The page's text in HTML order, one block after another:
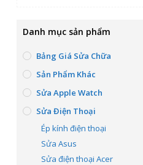
Danh mục sản phẩm
Bảng Giá Sửa Chữa
Sản Phẩm Khác
Sửa Apple Watch
Sửa Điện Thoại
Ép kính điện thoại
Sửa Asus
Sửa điện thoại Acer